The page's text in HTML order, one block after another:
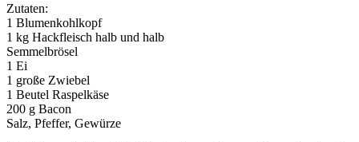
Zutaten:
1 Blumenkohlkopf
1 kg Hackfleisch halb und halb
Semmelbrösel
1 Ei
1 große Zwiebel
1 Beutel Raspelkäse
200 g Bacon
Salz, Pfeffer, Gewürze